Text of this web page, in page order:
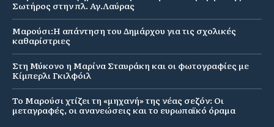
Σωτήρος στην πλ. Αγ.Λαύρας
Μαρούσι:Η απάντηση του Δημάρχου για τις σχολικές
καθαρίστριες
Στη Μύκονο η Μαρίνα Σταυράκη και οι φωτογραφίες με
Κίμπερλι Γκιλφόιλ
Το Μαρούσι χτίζει τη «μηχανή» της νέας σεζόν: Οι
μεταγραφές, οι ανανεώσεις και το ευρωπαϊκό όραμα